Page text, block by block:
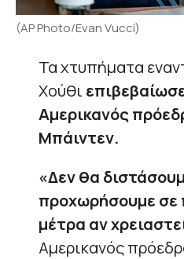
(AP Photo/Evan Vucci)
Τα χτυπήματα
Χούθι
Αμερικανός
Μπάιντεν.
«Δεν θα
προχωρήσουμε σε
μέτρα αν
Αμερικανός